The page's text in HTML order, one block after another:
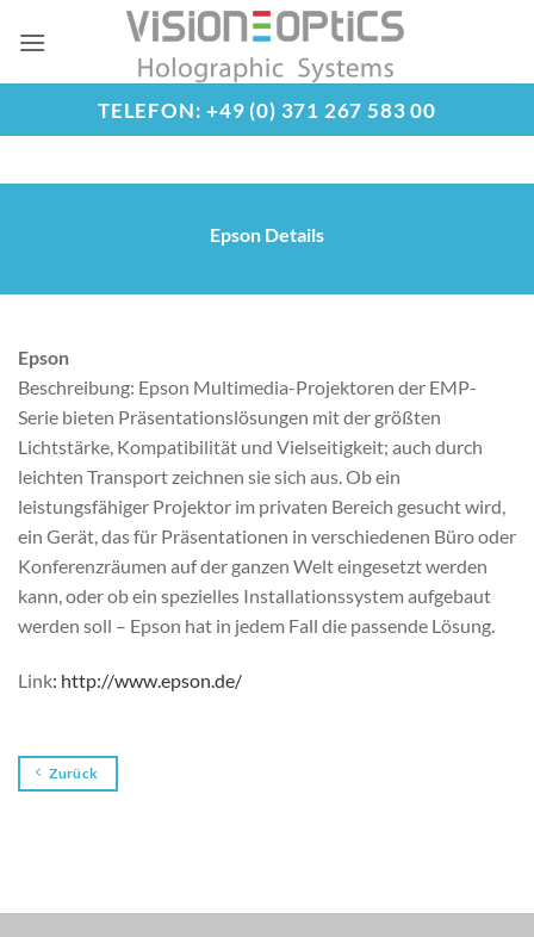
Inhalt
TELEFON: +49 (0) 371 267 583 00
Epson Details
Epson
Beschreibung: Epson Multimedia-Projektoren der EMP-
Serie bieten Präsentationslösungen mit der größten
Lichtstärke, Kompatibilität und Vielseitigkeit; auch durch
leichten Transport zeichnen sie sich aus. Ob ein
leistungsfähiger Projektor im privaten Bereich gesucht wird,
ein Gerät, das für Präsentationen in verschiedenen Büro oder
Konferenzräumen auf der ganzen Welt eingesetzt werden
kann, oder ob ein spezielles Installationssystem aufgebaut
werden soll – Epson hat in jedem Fall die passende Lösung.
Link: http://www.epson.de/
Zurück